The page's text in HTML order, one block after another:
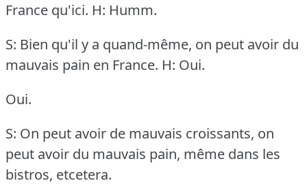
France qu'ici. H: Humm.
S: Bien qu'il y a quand-même, on peut avoir du
mauvais pain en France. H: Oui.
Oui.
S: On peut avoir de mauvais croissants, on
peut avoir du mauvais pain, même dans les
bistros, etcetera.